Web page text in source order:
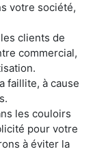
votre société,
clients de
commercial,
faillite, à cause
les couloirs
pour votre
à éviter la